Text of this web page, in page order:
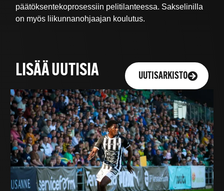
päätöksentekoprosessiin pelitilanteessa. Sakselinilla
on myös liikunnanohjaajan koulutus.
LISÄÄ UUTISIA UUTISARKISTO